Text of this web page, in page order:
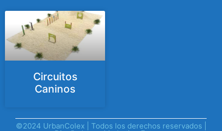
Circuitos
Caninos
©2024 UrbanColex | Todos los derechos reservados |